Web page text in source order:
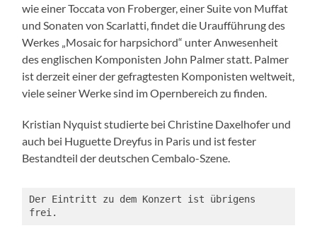
wie einer Toccata von Froberger, einer Suite von Muffat
und Sonaten von Scarlatti, findet die Uraufführung des
Werkes „Mosaic for harpsichord“ unter Anwesenheit
des englischen Komponisten John Palmer statt. Palmer
ist derzeit einer der gefragtesten Komponisten weltweit,
viele seiner Werke sind im Opernbereich zu finden.
Kristian Nyquist studierte bei Christine Daxelhofer und
auch bei Huguette Dreyfus in Paris und ist fester
Bestandteil der deutschen Cembalo-Szene.
Der Eintritt zu dem Konzert ist übrigens
frei.